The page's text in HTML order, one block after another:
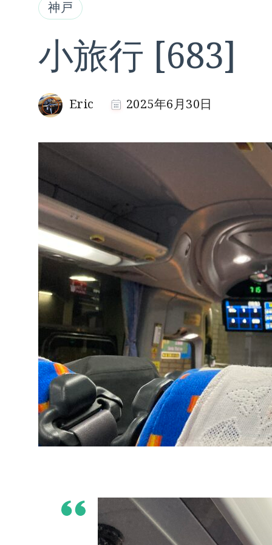
神戸
小旅行 [683]
Eric 2025年6月30日